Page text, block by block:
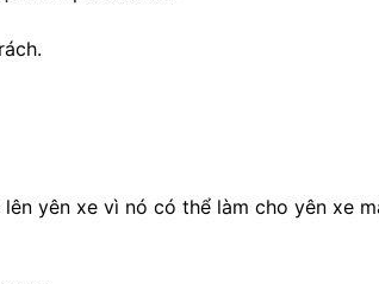
yên xe vì nó có thể làm cho yên xe